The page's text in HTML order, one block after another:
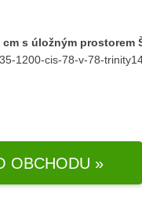
cm s úložným prostorem
1200-cis-78-v-78-
OBCHODU »